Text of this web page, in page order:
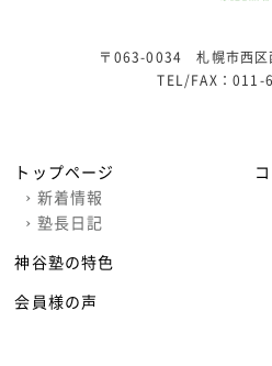
〒063-0034 札幌市西区
TEL/FAX：011-
トップページ
› 新着情報
› 塾長日記
神谷塾の特色
会員様の声